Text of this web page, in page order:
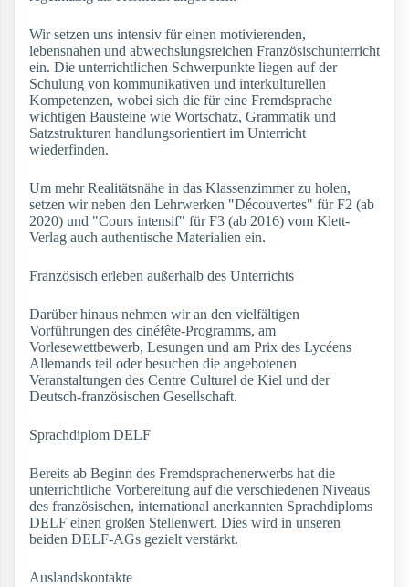
Wir setzen uns intensiv für einen motivierenden,
lebensnahen und abwechslungsreichen Französischunterricht
ein. Die unterrichtlichen Schwerpunkte liegen auf der
Schulung von kommunikativen und interkulturellen
Kompetenzen, wobei sich die für eine Fremdsprache
wichtigen Bausteine wie Wortschatz, Grammatik und
Satzstrukturen handlungsorientiert im Unterricht
wiederfinden.
Um mehr Realitätsnähe in das Klassenzimmer zu holen,
setzen wir neben den Lehrwerken "Découvertes" für F2 (ab
2020) und "Cours intensif" für F3 (ab 2016) vom Klett-
Verlag auch authentische Materialien ein.
Französisch erleben außerhalb des Unterrichts
Darüber hinaus nehmen wir an den vielfältigen
Vorführungen des cinéfête-Programms, am
Vorlesewettbewerb, Lesungen und am Prix des Lycéens
Allemands teil oder besuchen die angebotenen
Veranstaltungen des Centre Culturel de Kiel und der
Deutsch-französischen Gesellschaft.
Sprachdiplom DELF
Bereits ab Beginn des Fremdsprachenerwerbs hat die
unterrichtliche Vorbereitung auf die verschiedenen Niveaus
des französischen, international anerkannten Sprachdiploms
DELF einen großen Stellenwert. Dies wird in unseren
beiden DELF-AGs gezielt verstärkt.
Auslandskontakte